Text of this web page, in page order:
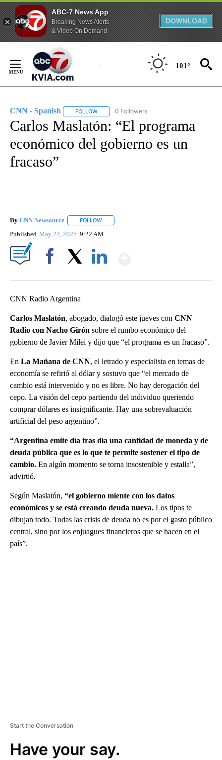
ABC-7 News App
Breaking News Alerts
& Video On Demand
DOWNLOAD
Content
101°
CNN - Spanish FOLLOW FOLLOW "CNN - SPANISH" TO RECEIVE
0 Followers
Carlos Maslatón: “El programa
económico del gobierno es un
fracaso”
By CNN Newsource FOLLOW
Published May 22, 2025 9:22 AM
CNN Radio Argentina
Carlos Maslatón, abogado, dialogó este jueves con CNN
Radio con Nacho Girón sobre el rumbo económico del
gobierno de Javier Milei y dijo que “el programa es un fracaso”.
En La Mañana de CNN, el letrado y especialista en temas de
economía se refirió al dólar y sostuvo que “el mercado de
cambio está intervenido y no es libre. No hay derogación del
cepo. La visión del cepo partiendo del individuo queriendo
comprar dólares es insignificante. Hay una sobrevaluación
artificial del peso argentino”.
“Argentina emite día tras día una cantidad de moneda y de
deuda pública que es lo que te permite sostener el tipo de
cambio. En algún momento se torna insostenible y estalla”,
advirtió.
Según Maslatón, “el gobierno miente con los datos
económicos y se está creando deuda nueva. Los tipos te
dibujan todo. Todas las crisis de deuda no es por el gasto público
central, sino por los enjuagues financieros que se hacen en el
país”.
Start the Conversation
Have your say.